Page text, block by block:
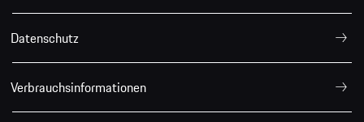
Datenschutz
Verbrauchsinformationen